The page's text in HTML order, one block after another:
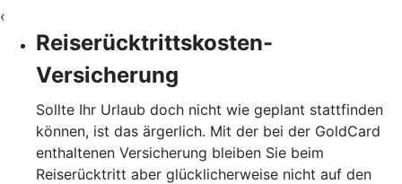
‹
Reiserücktrittskosten-
Versicherung
Sollte Ihr Urlaub doch nicht wie geplant stattfinden
können, ist das ärgerlich. Mit der bei der GoldCard
enthaltenen Versicherung bleiben Sie beim
Reiserücktritt aber glücklicherweise nicht auf den